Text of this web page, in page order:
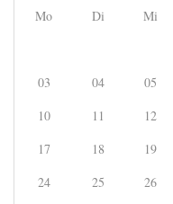
Mo
Di Mi
03
04 05
10
11 12
17
18 19
24
25 26